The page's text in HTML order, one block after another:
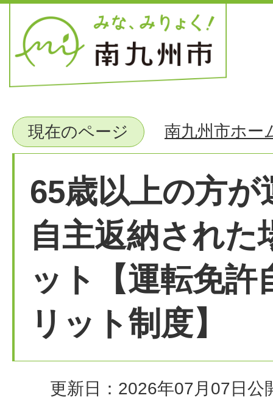
現在のページ 南九州市ホー
65歳以上の方が
自主返納された
ット【運転免許
リット制度】
更新日：2026年07月07日 公